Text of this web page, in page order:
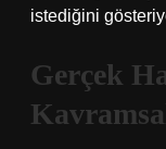
istediğini
Gerçek